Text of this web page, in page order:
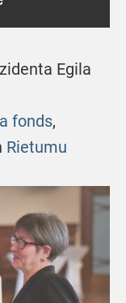
Egila
fonds,
Rietumu